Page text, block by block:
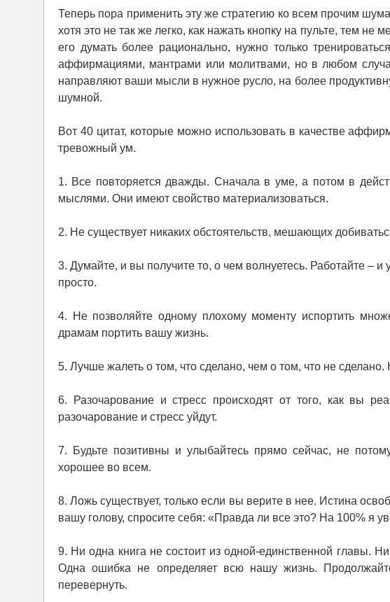
Теперь пора применить эту же стратегию ко всем прочим
хотя это не так же легко, как нажать кнопку на пульте, тем не
его думать более рационально, нужно только
аффирмациями, мантрами или молитвами, но в любом
направляют ваши мысли в нужное русло, на более
шумной.
Вот 40 цитат, которые можно использовать в качестве
тревожный ум.
1. Все повторяется дважды. Сначала в уме, а потом в
мыслями. Они имеют свойство материализоваться.
2. Не существует никаких обстоятельств, мешающих
3. Думайте, и вы получите то, о чем волнуетесь. Работайте – и
просто.
4. Не позволяйте одному плохому моменту испортить
драмам портить вашу жизнь.
5. Лучше жалеть о том, что сделано, чем о том, что не
6. Разочарование и стресс происходят от того, как вы
разочарование и стресс уйдут.
7. Будьте позитивны и улыбайтесь прямо сейчас, не
хорошее во всем.
8. Ложь существует, только если вы верите в нее. Истина
вашу голову, спросите себя: «Правда ли все это? На 100% я
9. Ни одна книга не состоит из одной-единственной главы.
Одна ошибка не определяет всю нашу жизнь.
перевернуть.